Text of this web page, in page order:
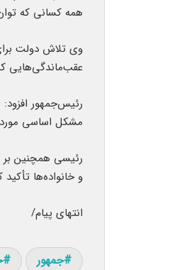
همه کسانی که
وی تلاش دولت
عقب‌ماندگی‌هایی
مشکل اساسی مورد
رئیسی همچنین بر
و خانواده‌ها
انتهای پیام/
جمهور